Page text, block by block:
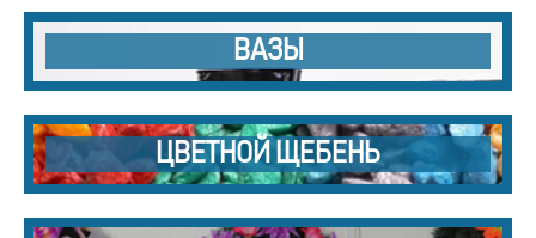
ВАЗЫ
ЦВЕТНОЙ ЩЕБЕНЬ